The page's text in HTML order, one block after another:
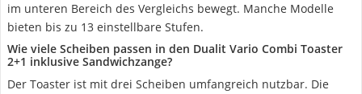
im unteren Bereich des Vergleichs bewegt. Manche Modelle
bieten bis zu 13 einstellbare Stufen.
Wie viele Scheiben passen in den Dualit Vario Combi Toaster
2+1 inklusive Sandwichzange?
Der Toaster ist mit drei Scheiben umfangreich nutzbar. Die